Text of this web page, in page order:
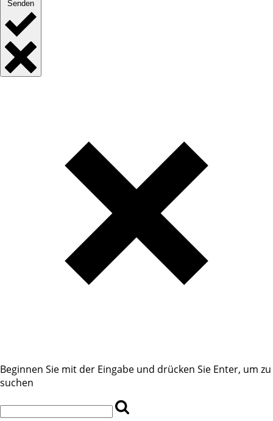
Senden
Beginnen Sie mit der Eingabe und drücken Sie Enter, um zu
suchen